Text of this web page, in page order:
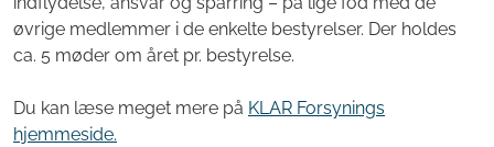
øvrige medlemmer i de enkelte bestyrelser. Der holdes
ca. 5 møder om året pr. bestyrelse.
Du kan læse meget mere på KLAR Forsynings
hjemmeside.